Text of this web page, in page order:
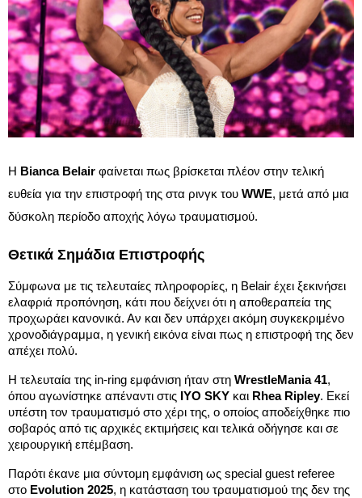
Η Bianca Belair φαίνεται πως βρίσκεται πλέον στην τελική
ευθεία για την επιστροφή της στα ρινγκ του WWE, μετά από μια
δύσκολη περίοδο αποχής λόγω τραυματισμού.
Θετικά Σημάδια Επιστροφής
Σύμφωνα με τις τελευταίες πληροφορίες, η Belair έχει ξεκινήσει
ελαφριά προπόνηση, κάτι που δείχνει ότι η αποθεραπεία της
προχωράει κανονικά. Αν και δεν υπάρχει ακόμη συγκεκριμένο
χρονοδιάγραμμα, η γενική εικόνα είναι πως η επιστροφή της δεν
απέχει πολύ.
Η τελευταία της in-ring εμφάνιση ήταν στη WrestleMania 41,
όπου αγωνίστηκε απέναντι στις IYO SKY και Rhea Ripley. Εκεί
υπέστη τον τραυματισμό στο χέρι της, ο οποίος αποδείχθηκε πιο
σοβαρός από τις αρχικές εκτιμήσεις και τελικά οδήγησε και σε
χειρουργική επέμβαση.
Παρότι έκανε μια σύντομη εμφάνιση ως special guest referee
στο Evolution 2025, η κατάσταση του τραυματισμού της δεν της